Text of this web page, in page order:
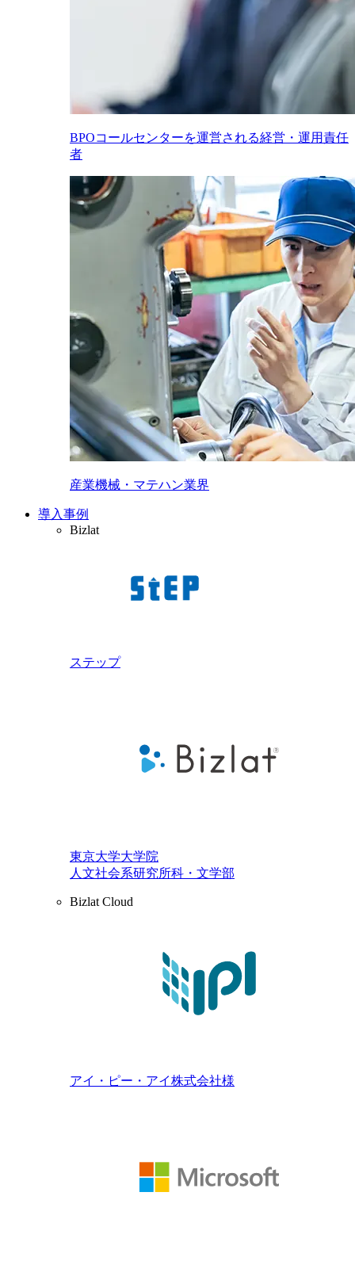
BPOコールセンターを運営される経営・運用責任
者
産業機械・マテハン業界
導入事例
Bizlat
ステップ
東京大学大学院
人文社会系研究所科・文学部
Bizlat Cloud
アイ・ピー・アイ株式会社様